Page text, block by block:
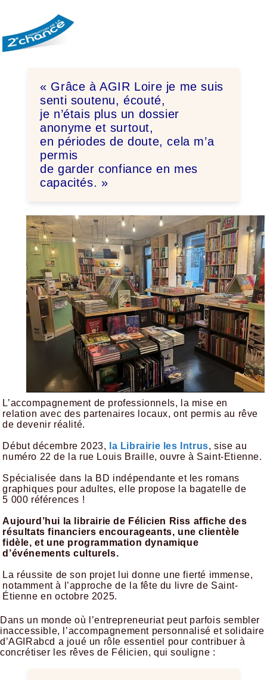
« Grâce à AGIR Loire je me suis
senti soutenu, écouté,
je n’étais plus un dossier
anonyme et surtout,
en périodes de doute, cela m’a
permis
de garder confiance en mes
capacités. »
L’accompagnement de professionnels, la mise en
relation avec des partenaires locaux, ont permis au rêve
de devenir réalité.
Début décembre 2023, la Librairie les Intrus, sise au
numéro 22 de la rue Louis Braille, ouvre à Saint-Etienne.
Spécialisée dans la BD indépendante et les romans
graphiques pour adultes, elle propose la bagatelle de
5 000 références !
Aujourd’hui la librairie de Félicien Riss affiche des
résultats financiers encourageants, une clientèle
fidèle, et une programmation dynamique
d’événements culturels.
La réussite de son projet lui donne une fierté immense,
notamment à l’approche de la fête du livre de Saint-
Étienne en octobre 2025.
Dans un monde où l’entrepreneuriat peut parfois sembler
inaccessible, l’accompagnement personnalisé et solidaire
d’AGIRabcd a joué un rôle essentiel pour contribuer à
concrétiser les rêves de Félicien, qui souligne :